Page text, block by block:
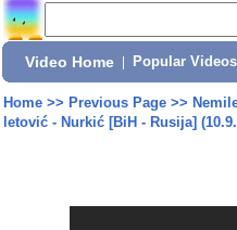
Video Home Popular Videos
Home>> Previous Page>>
letović - Nurkić [BiH - Rusija]